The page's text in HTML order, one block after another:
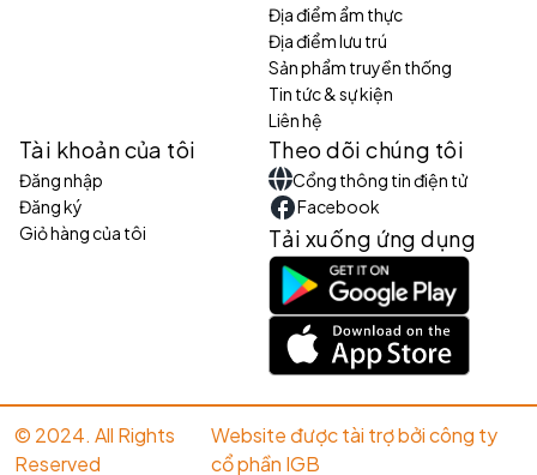
Địa điểm ẩm thực
Địa điểm lưu trú
Sản phẩm truyền thống
Tin tức & sự kiện
Liên hệ
Tài khoản của tôi
Đăng nhập
Đăng ký
Giỏ hàng của tôi
Theo dõi chúng tôi
Cổng thông tin điện tử
Facebook
Tải xuống ứng dụng
© 2024. All Rights
Reserved
Website được tài trợ bởi công ty
cổ phần IGB